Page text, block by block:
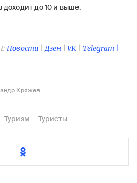
доходит до 10 и выше.
Новости |Дзен VK
Telegram |
Кряжев
Туризм Туристы